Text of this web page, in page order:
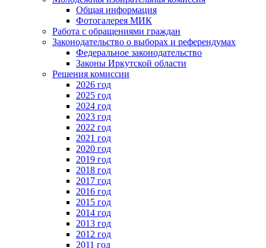
Общая информация
Фотогалерея МИК
Работа с обращениями граждан
Законодательство о выборах и референдумах
Федеральное законодательство
Законы Иркутской области
Решения комиссии
2026 год
2025 год
2024 год
2023 год
2022 год
2021 год
2020 год
2019 год
2018 год
2017 год
2016 год
2015 год
2014 год
2013 год
2012 год
2011 год